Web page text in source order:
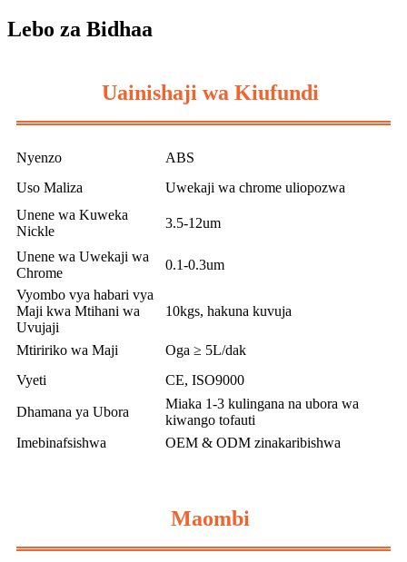
Lebo za Bidhaa
Uainishaji wa Kiufundi
Nyenzo
ABS
Uso Maliza
Uwekaji wa chrome uliopozwa
Unene wa Kuweka
Nickle
3.5-12um
Unene wa Uwekaji wa
Chrome
0.1-0.3um
Vyombo vya habari vya
Maji kwa Mtihani wa
Uvujaji
10kgs, hakuna kuvuja
Mtiririko wa Maji
Oga ≥ 5L/dak
Vyeti
CE, ISO9000
Dhamana ya Ubora
Miaka 1-3 kulingana na ubora wa
kiwango tofauti
Imebinafsishwa
OEM & ODM zinakaribishwa
Maombi